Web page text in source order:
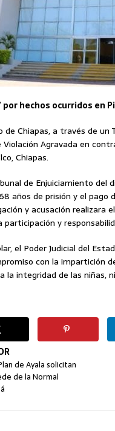
por hechos ocurridos en
de Chiapas, a través de
Violación Agravada en
Chiapas.
de Enjuiciamiento
años de prisión y el
y acusación realizara
y
el Poder Judicial del
con la impartición
integridad de las niñas,
de Ayala solicitan
de la Normal